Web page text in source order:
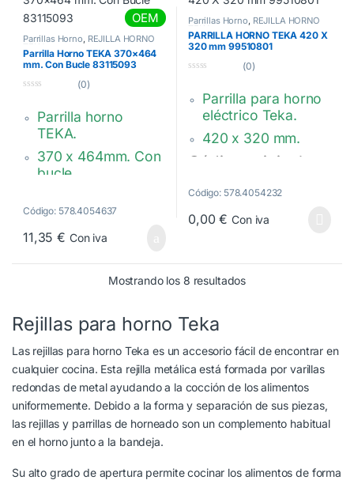
OEM
Parrillas Horno, REJILLA HORNO
TEKA
Parrilla Horno TEKA 370×464
mm. Con Bucle 83115093
e
(0)
Parrilla horno
TEKA.
370 x 464mm. Con
bucle.
HE – HK
83115093
Código: 578.4054637
11,35€ Con iva
Parrillas Horno, REJILLA HORNO
TEKA
PARRILLA HORNO TEKA 420 X
320 mm 99510801
e
(0)
Parrilla para horno
eléctrico Teka.
420 x 320 mm.
Código original:
Código: 578.4054232
0,00€ Con iva
Mostrando los 8 resultadosOrdenado por
Rejillas para horno Teka
Las rejillas para horno Teka es un accesorio fácil de encontrar en
cualquier cocina. Esta rejilla metálica está formada por varillas
redondas de metal ayudando a la cocción de los alimentos
uniformemente. Debido a la forma y separación de sus piezas,
las rejillas y parrillas de horneado son un complemento habitual
en el horno junto a la bandeja.
Su alto grado de apertura permite cocinar los alimentos de forma